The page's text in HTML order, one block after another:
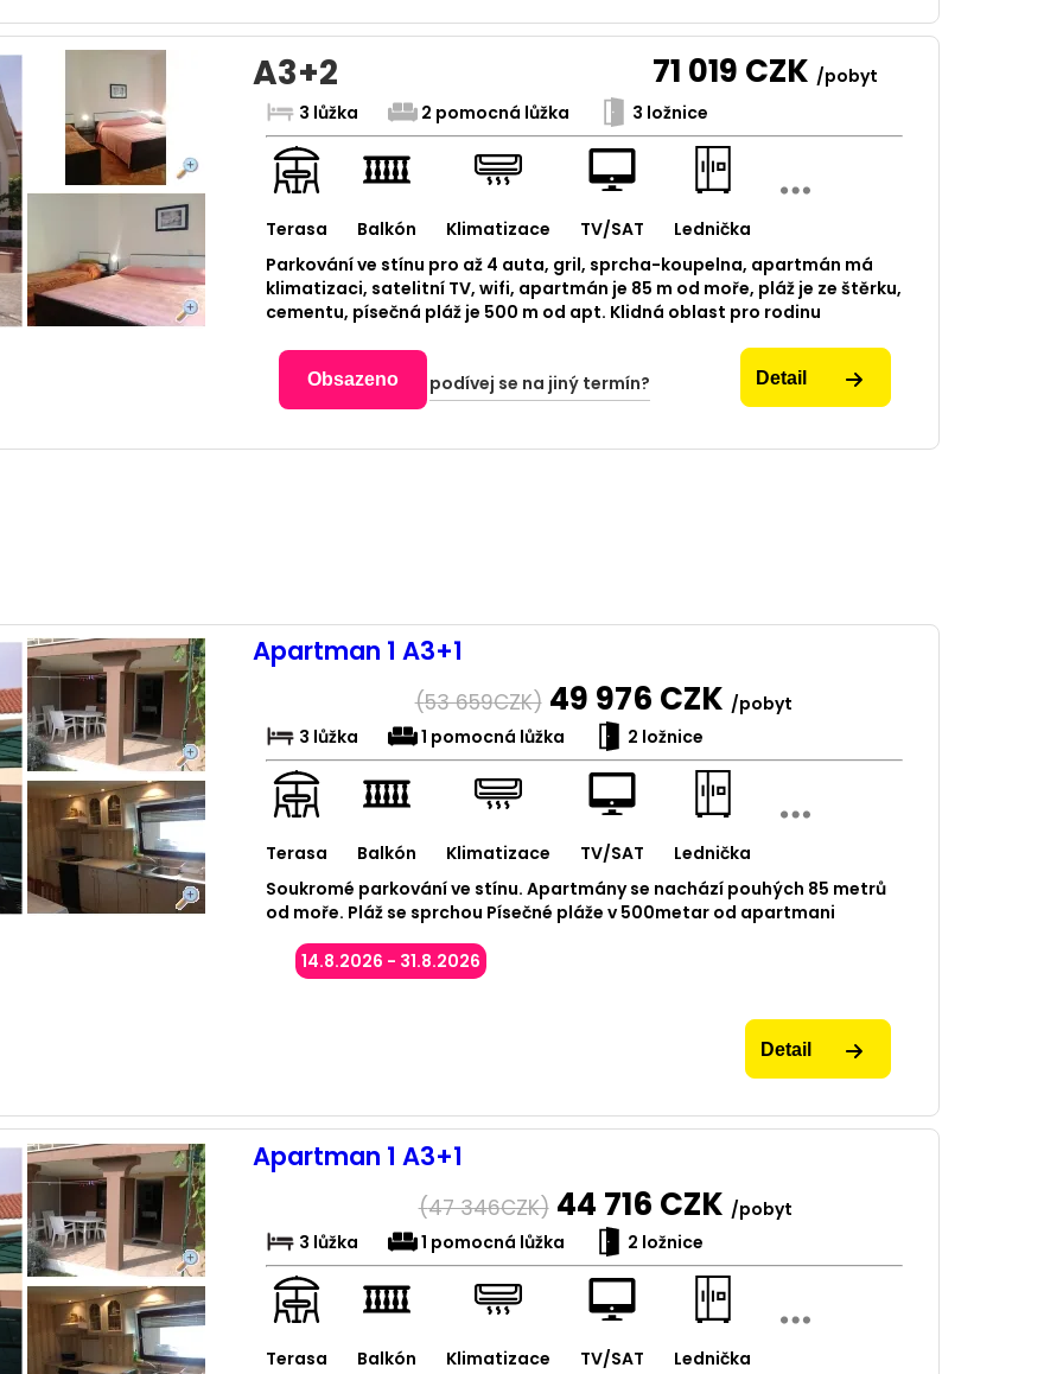
A3+2 71 019 CZK /pobyt
3 lůžka
2 pomocná lůžka 3 ložnice
Terasa Balkón Klimatizace TV/SAT
Lednička
Parkování ve stínu pro až 4 auta, gril, sprcha-koupelna, apartmán má
klimatizaci, satelitní TV, wifi, apartmán je 85 m od moře, pláž je ze štěrku,
cementu, písečná pláž je 500 m od apt. Klidná oblast pro rodinu
Obsazeno podívej se na jiný termín? Detail
Apartman 1 A3+1
(53 659CZK) 49 976 CZK /pobyt
3 lůžka
1 pomocná lůžka 2 ložnice
Terasa Balkón Klimatizace TV/SAT
Lednička
Soukromé parkování ve stínu. Apartmány se nachází pouhých 85 metrů
od moře. Pláž se sprchou Písečné pláže v 500metar od apartmani
14.8.2026 - 31.8.2026
Detail
Apartman 1 A3+1
(47 346CZK) 44 716 CZK /pobyt
3 lůžka
1 pomocná lůžka 2 ložnice
Terasa Balkón Klimatizace TV/SAT
Lednička